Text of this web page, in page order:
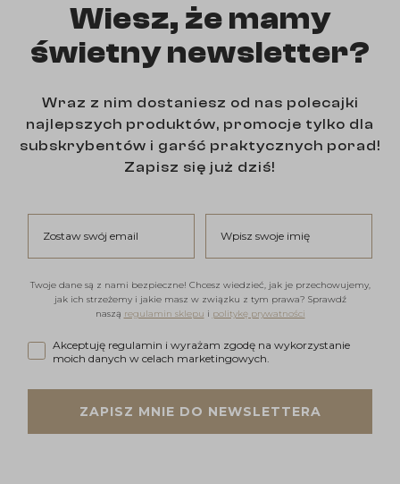
Wiesz, że mamy
świetny newsletter?
Wraz z nim dostaniesz od nas polecajki
najlepszych produktów, promocje tylko dla
subskrybentów i garść praktycznych porad!
Zapisz się już dziś!
Twoje dane są z nami bezpieczne! Chcesz wiedzieć, jak je przechowujemy,
jak ich strzeżemy i jakie masz w związku z tym prawa? Sprawdź
naszą regulamin sklepu i politykę prywatności
Akceptuję regulamin i wyrażam zgodę na wykorzystanie
Akceptuję regulamin i wyrażam zgodę na wykorzystanie
moich danych w celach marketingowych.
ZAPISZ MNIE DO NEWSLETTERA